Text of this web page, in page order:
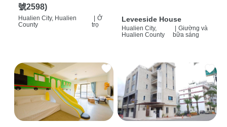
號2598)
Hualien City, Hualien
County
Ở
trọ
Leveeside House
Hualien City,
Hualien County
Giường và
bữa sáng